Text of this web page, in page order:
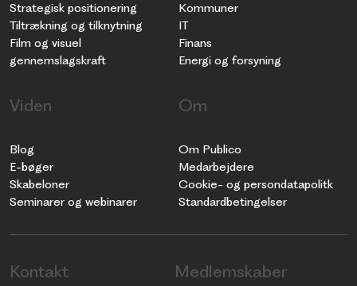
Strategisk positionering
Tiltrækning og tilknytning
Film og visuel
gennemslagskraft
Kommuner
IT
Finans
Energi og forsyning
Viden
Blog
E-bøger
Skabeloner
Seminarer og webinarer
Om
Om Publico
Medarbejdere
Cookie- og persondatapolitk
Standardbetingelser
Kontakt Medlemskaber